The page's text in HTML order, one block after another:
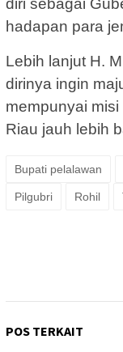
diri sebagai
hadapan para
Lebih lanjut H.
dirinya ingin
mempunyai
Riau jauh lebih
Bupati pelalawan
Pilgubri Rohil
POS TERKAIT